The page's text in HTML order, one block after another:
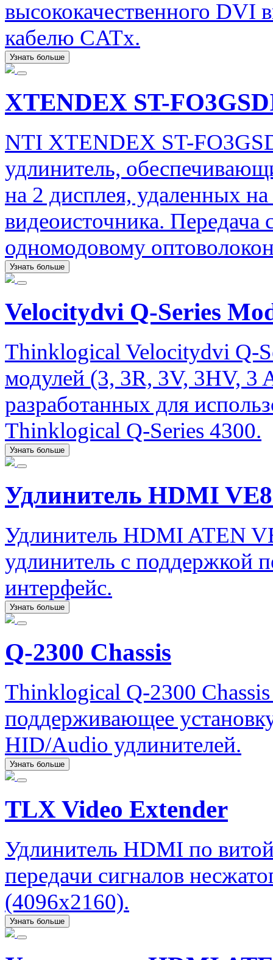
высококачественного DVI
кабелю CATx.
Узнать больше
XTENDEX ST-
NTI XTENDEX ST-
удлинитель,
на 2 дисплея, удаленных
видеоисточника. Передача
одномодовому
Узнать больше
Velocitydvi Q-Series
Thinklogical Velocitydvi Q-
модулей (3, 3R, 3V, 3HV,
разработанных для
Thinklogical Q-Series 4300.
Узнать больше
Удлинитель HDMI
Удлинитель HDMI ATEN
удлинитель с поддержкой
интерфейс.
Узнать больше
Q-2300 Chassis
Thinklogical Q-2300
поддерживающее
HID/Audio удлинителей.
Узнать больше
TLX Video Extender
Удлинитель HDMI по
передачи сигналов
(4096x2160).
Узнать больше